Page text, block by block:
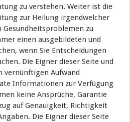
zu verstehen. Weiter ist die
zur Heilung irgendwelcher
zu
einen ausgebildeten und
wenn Sie Entscheidungen
Die Eigner dieser Seite und
vernünftigen Aufwand
Informationen zur Verfügung
keine Ansprüche, Garantie
auf Genauigkeit, Richtigkeit
Die Eigner dieser Seite